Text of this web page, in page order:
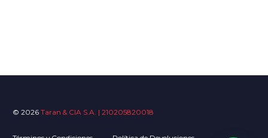
© 2026 Taran & CIA S.A. | 210205820018